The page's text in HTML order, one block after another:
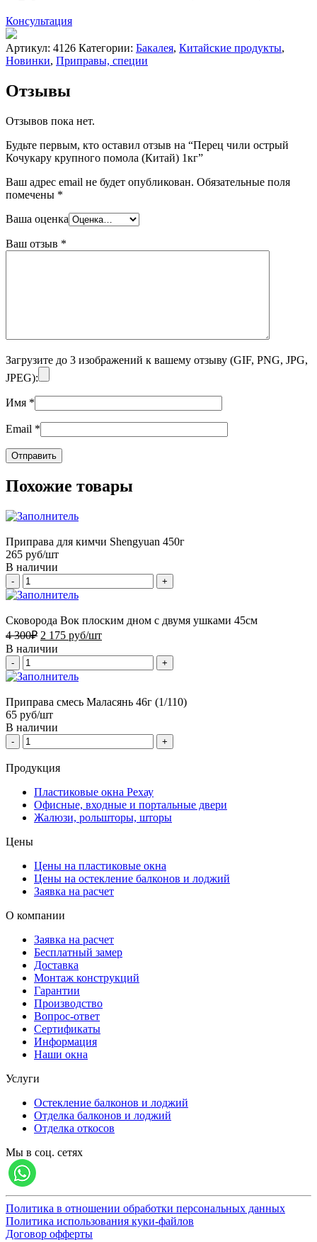
Консультация
Артикул: 4126 Категории: Бакалея, Китайские продукты,
Новинки, Приправы, специи
Отзывы
Отзывов пока нет.
Будьте первым, кто оставил отзыв на “Перец чили острый
Кочукару крупного помола (Китай) 1кг”
Ваш адрес email не будет опубликован. Обязательные поля
помечены *
Ваша оценка
Ваш отзыв *
Загрузите до 3 изображений к вашему отзыву (GIF, PNG, JPG,
JPEG):
Имя *
Email *
Похожие товары
Приправа для кимчи Shengyuan 450г
265 руб/шт
В наличии
- +
Сковорода Вок плоским дном с двумя ушками 45см
4 300₽ 2 175 руб/шт
В наличии
- +
Приправа смесь Маласянь 46г (1/110)
65 руб/шт
В наличии
- +
Продукция
Пластиковые окна Рехау
Офисные, входные и портальные двери
Жалюзи, рольшторы, шторы
Цены
Цены на пластиковые окна
Цены на остекление балконов и лоджий
Заявка на расчет
О компании
Заявка на расчет
Бесплатный замер
Доставка
Монтаж конструкций
Гарантии
Производство
Вопрос-ответ
Сертификаты
Информация
Наши окна
Услуги
Остекление балконов и лоджий
Отделка балконов и лоджий
Отделка откосов
Мы в соц. сетях
Политика в отношении обработки персональных данных
Политика использования куки-файлов
Договор офферты